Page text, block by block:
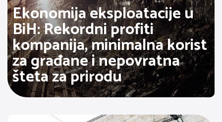
Ekonomija eksploatacije u
BiH: Rekordni profiti
kompanija, minimalna korist
za građane i nepovratna
šteta za prirodu